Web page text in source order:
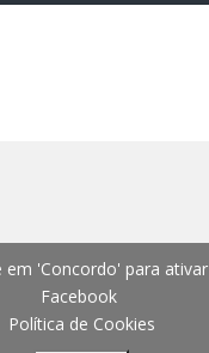
em 'Concordo' para ativar
Facebook
Política de Cookies